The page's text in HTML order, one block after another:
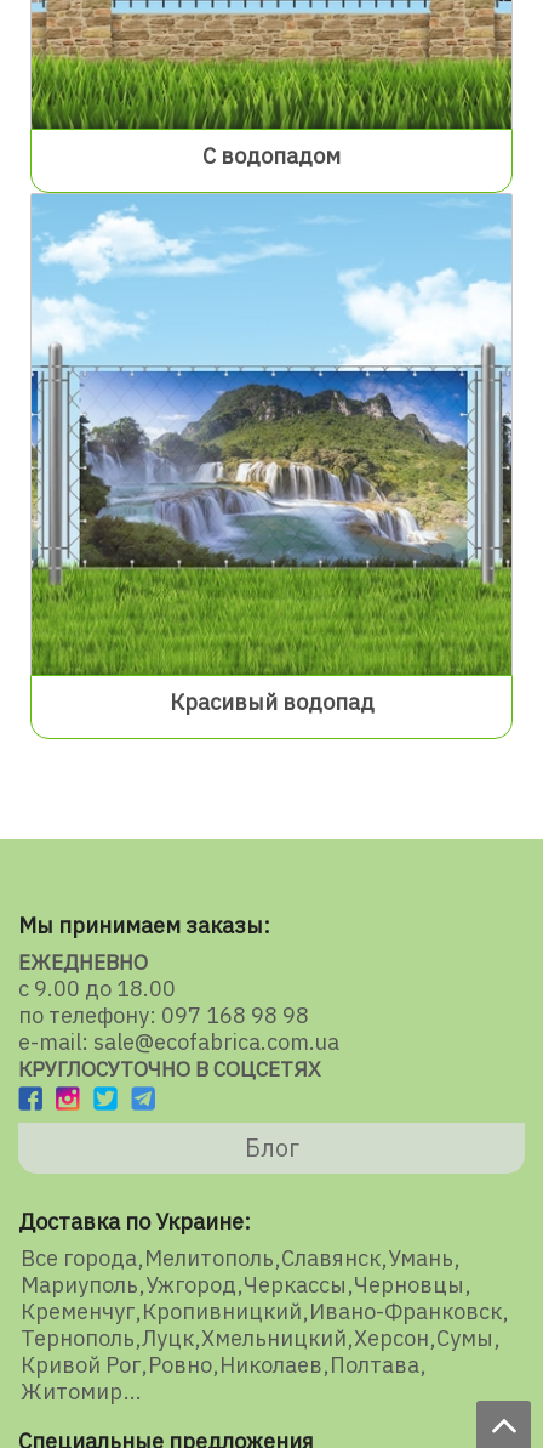
С водопадом
Красивый водопад
Мы принимаем заказы:
ЕЖЕДНЕВНО
с 9.00 до 18.00
по телефону: 097 168 98 98
e-mail: sale@ecofabrica.com.ua
КРУГЛОСУТОЧНО В СОЦСЕТЯХ
Блог
Доставка по Украине:
Все города Мелитополь Славянск Умань
Мариуполь Ужгород Черкассы Черновцы
Кременчуг Кропивницкий Ивано-Франковск
Тернополь Луцк Хмельницкий Херсон Сумы
Кривой Рог Ровно Николаев Полтава
Житомир
Специальные предложения